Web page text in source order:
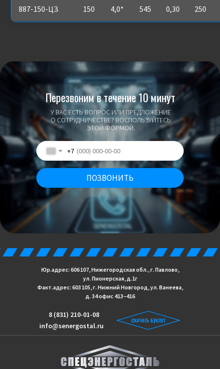
887-150-ЦЗ 150 4,0* 545 0,30 250
У ВАС ЕСТЬ ВОПРОС ИЛИ ПРЕДЛОЖЕНИЕ
О СОТРУДНИЧЕСТВЕ? ВОСПОЛЬЗУЙТЕСЬ
ЭТОЙ ФОРМОЙ.
Перезвоним в течение 10 минут
+7
ПОЗВОНИТЬ
info@senergostal.ru
8 (831) 210-01-08
Юр.адрес: 606 107, Нижегородская обл., г. Павлово,
ул. Пионерская, д.1г
Факт.адрес: 603 105, г. Нижний Новгород, ул. Ванеева,
д. 34 офис 413−416